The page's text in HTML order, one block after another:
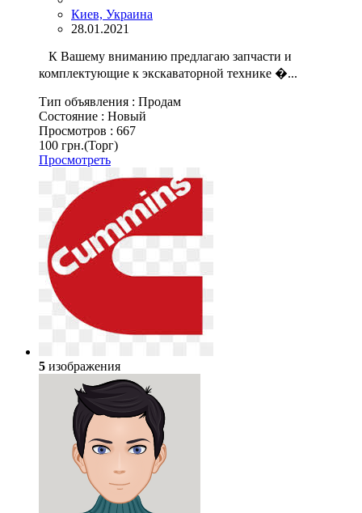
Киев, Украина
28.01.2021
К Вашему вниманию предлагаю запчасти и
комплектующие к экскаваторной технике �...
Тип объявления : Продам
Состояние : Новый
Просмотров : 667
100 грн.(Торг)
Просмотреть
5 изображения